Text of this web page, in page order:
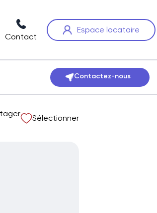
Contact
Espace locataire
Contactez-nous
Sélectionner